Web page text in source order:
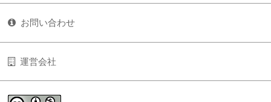
お問い合わせ
運営会社